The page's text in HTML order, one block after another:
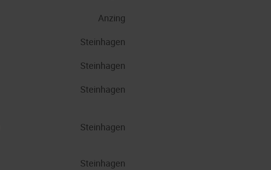
Anzing
Steinhagen
Steinhagen
Steinhagen
Steinhagen
Steinhagen